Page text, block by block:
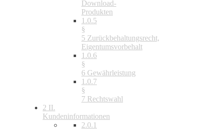
Download-
Produkten
1.0.5
§
5 Zurückbehaltungsrecht,
Eigentumsvorbehalt
1.0.6
§
6 Gewährleistung
1.0.7
§
7 Rechtswahl
2 II.
Kundeninformationen
2.0.1